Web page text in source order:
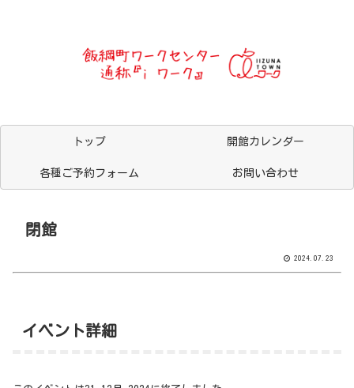
トップ 開館カレンダー
各種ご予約フォーム お問い合わせ
閉館
2024.07.23
イベント詳細